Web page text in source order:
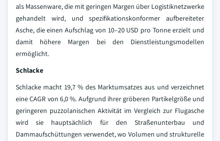
als Massenware, die mit geringen Margen über Logistiknetzwerke
gehandelt wird, und spezifikationskonformer aufbereiteter
Asche, die einen Aufschlag von 10–20 USD pro Tonne erzielt und
damit höhere Margen bei den Dienstleistungsmodellen
ermöglicht.
Schlacke
Schlacke macht 19,7 % des Marktumsatzes aus und verzeichnet
eine CAGR von 6,0 %. Aufgrund ihrer gröberen Partikelgröße und
geringeren puzzolanischen Aktivität im Vergleich zur Flugasche
wird sie hauptsächlich für den Straßenunterbau und
Dammaufschüttungen verwendet, wo Volumen und strukturelle